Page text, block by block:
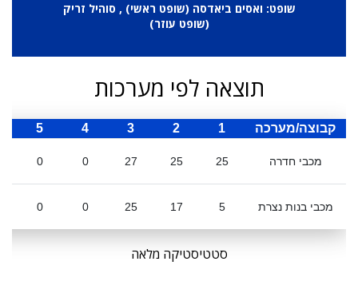
שופט: ואסים ביאדסה (שופט ראשי) , סוהיל זריק
(שופט עוזר)
תוצאה לפי מערכות
קבוצה/מערכה 1
2
3
4
5
מכבי חדרה 25
25
27
0
0
מכבי בנות נצרת 5
17
25
0
0
סטטיסטיקה מלאה